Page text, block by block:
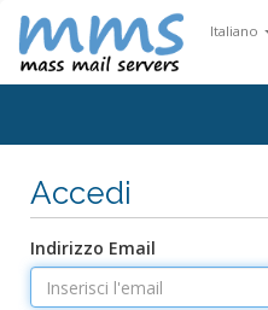
Italiano
Accedi
Indirizzo Email